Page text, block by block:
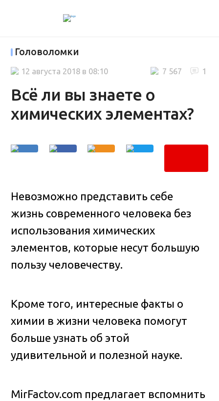
Головоломки
Всё ли вы знаете о
химических элементах?
1
7 567
12 августа 2018 в 08:10
Невозможно представить себе
жизнь современного человека без
использования химических
элементов, которые несут большую
пользу человечеству.
Кроме того, интересные факты о
химии в жизни человека помогут
больше узнать об этой
удивительной и полезной науке.
MirFactov.com предлагает вспомнить